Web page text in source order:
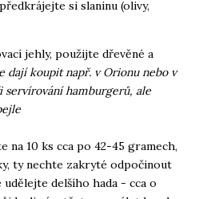
si slaninu (olivy,
jehly, použijte dřevěné a
dají koupit např. v Orionu nebo v
hamburgerů, ale
10 ks cca po 42-45 gramech,
ty nechte zakryté odpočinout
udělejte delšího hada - cca o